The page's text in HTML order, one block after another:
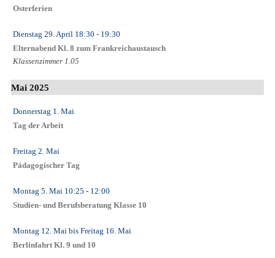
Osterferien
Dienstag 29. April 18:30 - 19:30
Elternabend Kl. 8 zum Frankreichaustausch
Klassenzimmer 1.05
Mai 2025
Donnerstag 1. Mai
Tag der Arbeit
Freitag 2. Mai
Pädagogischer Tag
Montag 5. Mai 10:25 - 12:00
Studien- und Berufsberatung Klasse 10
Montag 12. Mai bis Freitag 16. Mai
Berlinfahrt Kl. 9 und 10